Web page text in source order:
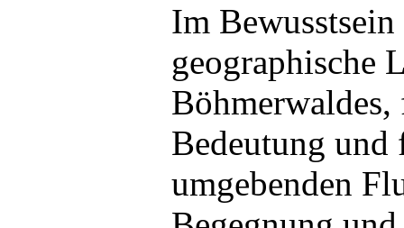
Im
geographische
Böhmerwaldes,
Bedeutung
umgebenden